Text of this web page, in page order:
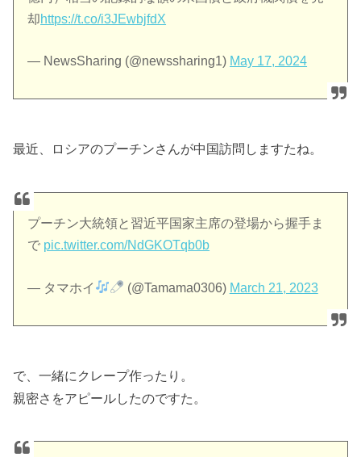
却https://t.co/i3JEwbjfdX
— NewsSharing (@newssharing1) May 17, 2024
最近、ロシアのプーチンさんが中国訪問しますたね。
プーチン大統領と習近平国家主席の登場から握手ま
で pic.twitter.com/NdGKOTqb0b
— タマホイ (@Tamama0306) March 21, 2023
で、一緒にクレープ作ったり。
親密さをアピールしたのですた。